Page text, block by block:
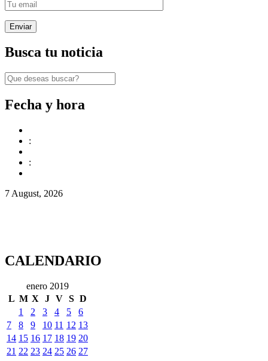
Busca tu noticia
Fecha y hora
:
:
7 August, 2026
CALENDARIO
enero 2019
L M X J V S D
1
2 3 4 5
6
7
8 9 10 11 12 13
14 15 16 17 18 19 20
21 22 23 24 25 26 27